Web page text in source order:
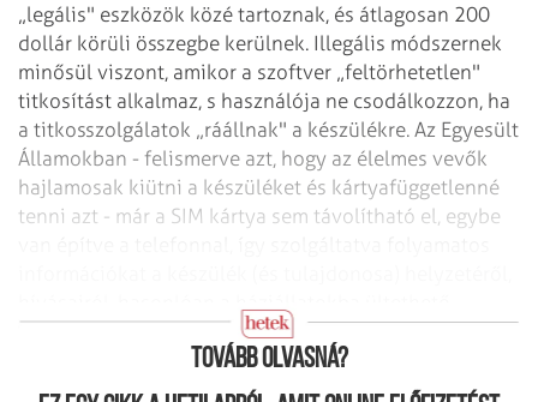
„legális" eszközök közé tartoznak, és átlagosan 200
dollár körüli összegbe kerülnek. Illegális módszernek
minősül viszont, amikor a szoftver „feltörhetetlen"
titkosítást alkalmaz, s használója ne csodálkozzon, ha
a titkosszolgálatok „ráállnak" a készülékre. Az Egyesült
Államokban - felismerve azt, hogy az élelmes vevők
hajlamosak kiütni a készüléket és kártyafüggetlenné
tenni azt - már a SIM kártya sem távolítható el, egybe
Tovább olvasná?